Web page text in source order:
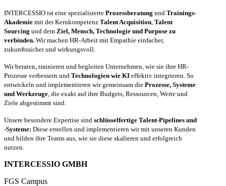
INTERCESSIO ist eine spezialisierte Prozessberatung und Trainings-
Akademie mit der Kernkompetenz Talent Acquisition Talent
Sourcing und dem Ziel, Mensch, Technologie und Purpose zu
verbinden. Wir machen HR-Arbeit mit Empathie einfacher,
zukunftssicher und wirkungsvoll.
Wir beraten, trainieren und begleiten Unternehmen, wie sie ihre HR-
Prozesse verbessern und Technologien wie KI effektiv integrieren. So
entwickeln und implementieren wir gemeinsam die Prozesse, Systeme
und Werkzeuge , die exakt auf ihre Budgets, Ressourcen, Werte und
Ziele abgestimmt sind.
Unsere besondere Expertise sind schlüsselfertige Talent-Pipelines und
-Systeme: Diese erstellen und implementieren wir mit unseren Kunden
und bilden ihre Teams aus, wie sie diese skalieren und erfolgreich
nutzen.
INTERCESSIO GMBH
FGS Campus